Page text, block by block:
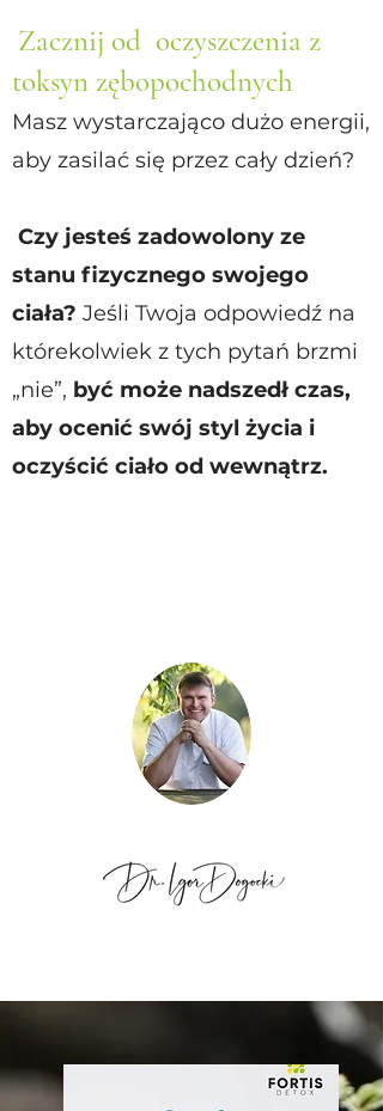
Zacznij od oczyszczenia z
toksyn zębopochodnych
Masz wystarczająco dużo energii,
aby zasilać się przez cały dzień?
Czy jesteś zadowolony ze
stanu fizycznego swojego
ciała? Jeśli Twoja odpowiedź na
którekolwiek z tych pytań brzmi
„nie”, być może nadszedł czas,
aby ocenić swój styl życia i
oczyścić ciało od wewnątrz.